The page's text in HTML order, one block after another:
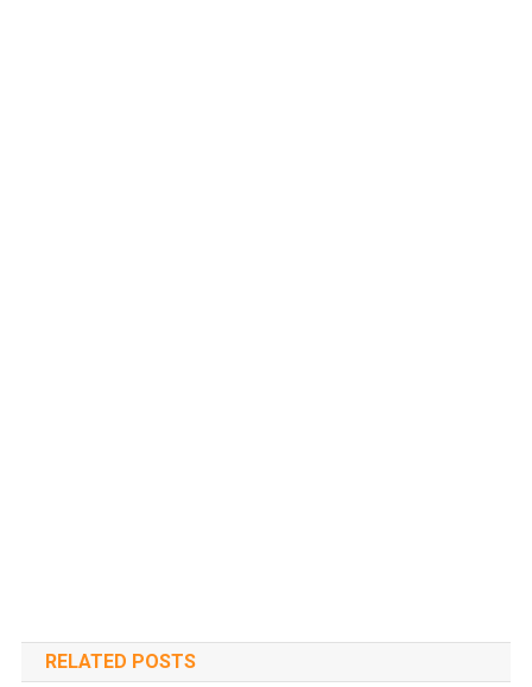
RELATED POSTS